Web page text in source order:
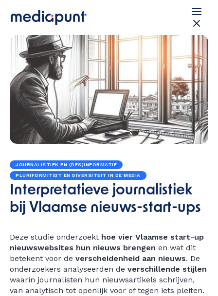
JOURNALISTIEK EN (DES)INFORMATIE
PLURIFORMITEIT EN DIVERSITEIT IN DE MEDIA
Interpretatieve journalistiek
bij Vlaamse nieuws-start-ups
Deze studie onderzoekt hoe vier Vlaamse start-up
nieuwswebsites hun nieuws brengen en wat dit
betekent voor de verscheidenheid aan nieuws. De
onderzoekers analyseerden de verschillende stijlen
waarin journalisten hun nieuwsartikels schrijven,
van analytisch tot openlijk voor of tegen iets pleiten.